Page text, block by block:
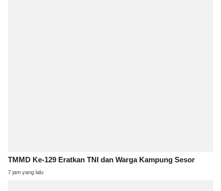
TMMD Ke-129 Eratkan TNI dan Warga Kampung Sesor
7 jam yang lalu